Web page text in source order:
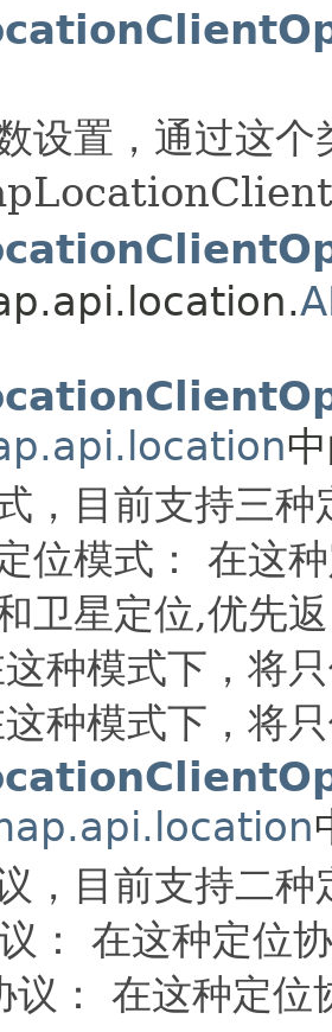
设置，通过这
，目前支持三种
位模式： 在这
卫星定位,优先
种模式下，将
种模式下，将
，目前支持二种
： 在这种定位
： 在这种定位